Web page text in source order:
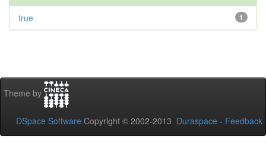
1
true
Theme by
DSpace Software Copyright © 2002-2013 Duraspace - Feedback